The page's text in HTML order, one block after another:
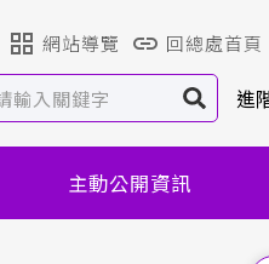
網站導覽 回總處首頁
進
主動公開資訊